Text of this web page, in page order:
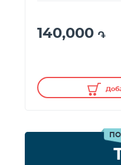
140,000 ֏